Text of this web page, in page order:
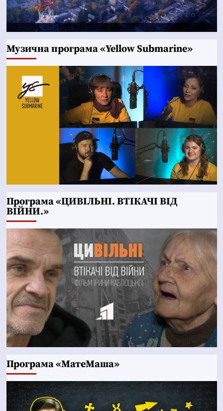
Музична програма «Yellow Submarine»
Програма «ЦИВІЛЬНІ. ВТІКАЧІ ВІД
ВІЙНИ.»
Програма «МатеМаша»